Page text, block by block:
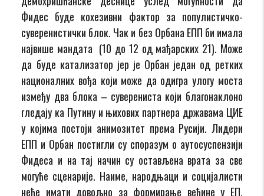
Фидес буде кохезивни фактор за популистичко-
суверенистички блок. Чак и без Орбана ЕПП би имала
највише мандата (10 до 12 од мађарских 21). Може
да буде катализатор јер је Орбан један од ретких
националних вођа који може да одигра улогу моста
између два блока – суверениста који благонаклоно
гледају ка Путину и њихових партнера државама ЦИЕ
у којима постоји анимозитет према Русији. Лидери
ЕПП и Орбан постигли су споразум о аутосуспензији
Фидеса и на тај начин су остављена врата за све
могуће сценарије. Наиме, народњаци и социјалисти
неће имати довољно за формирање већине у ЕП.